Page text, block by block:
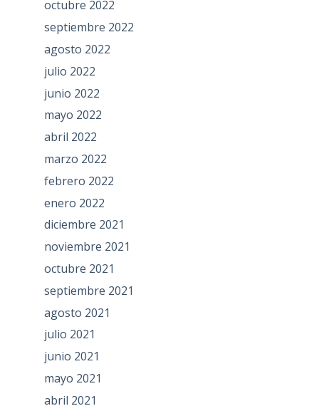
octubre 2022
septiembre 2022
agosto 2022
julio 2022
junio 2022
mayo 2022
abril 2022
marzo 2022
febrero 2022
enero 2022
diciembre 2021
noviembre 2021
octubre 2021
septiembre 2021
agosto 2021
julio 2021
junio 2021
mayo 2021
abril 2021